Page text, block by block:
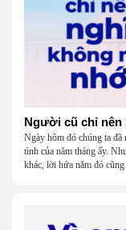
Người cũ chỉ nên
Ngày hôm đó chúng ta
tình của năm tháng ấy.
khác, lời hứa năm đó